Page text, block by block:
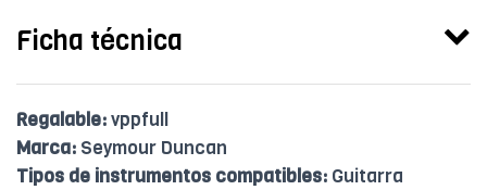
Ficha técnica
Regalable:vppfull
Marca: Seymour Duncan
Tipos de instrumentos compatibles: Guitarra